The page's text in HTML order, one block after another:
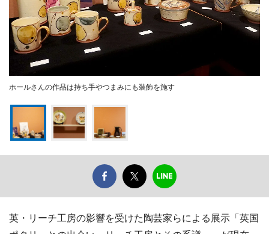
ホールさんの作品は持ち手やつまみにも装飾を施す
英・リーチ工房の影響を受けた陶芸家らによる展示「英国